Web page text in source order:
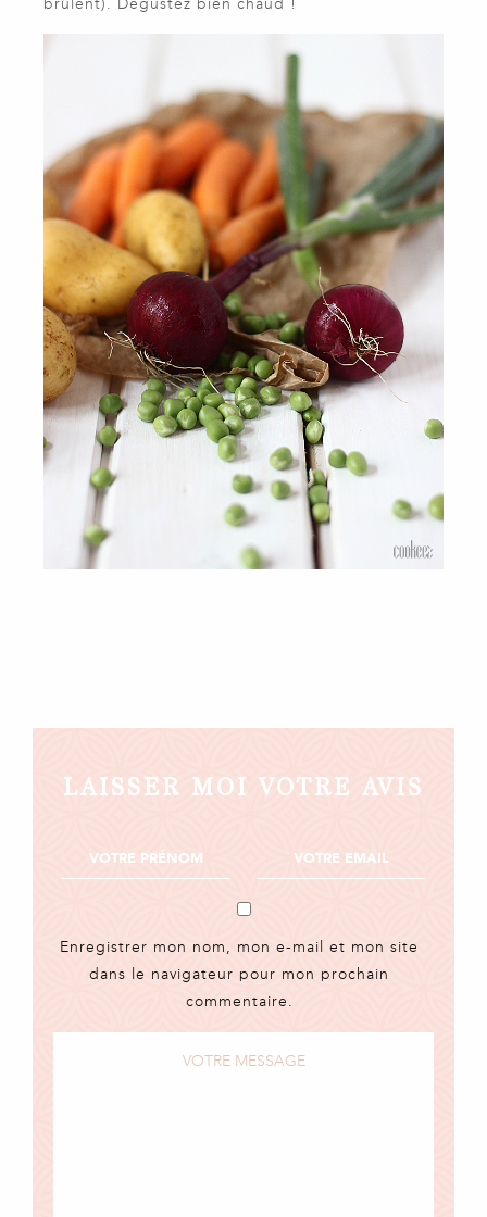
brûlent). Dégustez bien chaud !
LAISSER MOI VOTRE AVIS
Enregistrer mon nom, mon e-mail et mon site
dans le navigateur pour mon prochain
commentaire.